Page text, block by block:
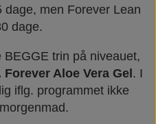
dage, men Forever Lean
dage.
trin på niveauet,
Aloe Vera Gel. I
iflg. programmet ikke